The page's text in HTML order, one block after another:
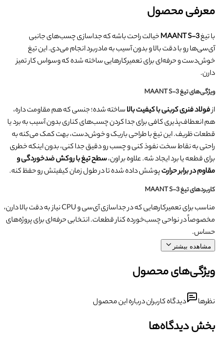
معرفی محصول
با تیغMAANT S-3خیالت راحت باشه که جداسازی چسب‌های جانبی
آی‌سی‌ها رو با دقت بالا و بدون آسیب به مادربرد انجام می‌دی. این تیغ
خوش‌دست و حرفه‌ای برای تعمیرکارهایی ساخته شده که وسواس کار تمیز
دارن.
ویژگی‌های تیغ MAANT S-3
ازفولاد فنری کربنی با کیفیت بالاساخته شده؛ جنسی که هم مقاومت داره،
هم انعطاف‌پذیری کافی برای جدا کردن چسب‌های کناری بدون آسیب به برد یا
قطعات ظریف. این تیغ با طراحی باریک و خوش‌دست، بهت کمک می‌کنه به
راحتی به نقاط سخت‌ نفوذ کنی و چسب رو دقیق جدا کنی، بدون اینکه خطری
برای قطعه یا برد ایجاد شه. علاوه بر اون،سطح تیغ با روکش ضدخوردگی و
مقاوم در برابر حرارتپوشش داده شده تا در طول زمان کیفیتش رو حفظ کنه.
کاربردهای تیغ MAANT S-3
مناسب برای تعمیرکارهایی که در جداسازی آی‌سی و CPU نیاز به دقت بالا دارن،
مخصوصاً در نواحی چسب‌خورده کنار قطعات. انتخابی حرفه‌ای برای پروژه‌های
حساس.
مشاهده بیشتر
ویژگی‌های محصول
نظرها دیدگاه کاربران درباره این محصول
بخش دیدگاه‌ها